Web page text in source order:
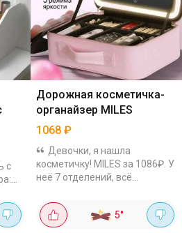
с
и
Дорожная косметичка-
органайзер MILES
1068 ₽
Девочки, я нашла
косметичку! MILES за 1086₽. У
неё 7 отделений, всё
можно убрать или
переставить - под себя
настроить. Зеркало с
5°